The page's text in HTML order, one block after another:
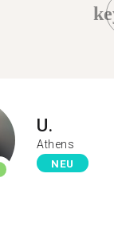
U.
Athens
NEU